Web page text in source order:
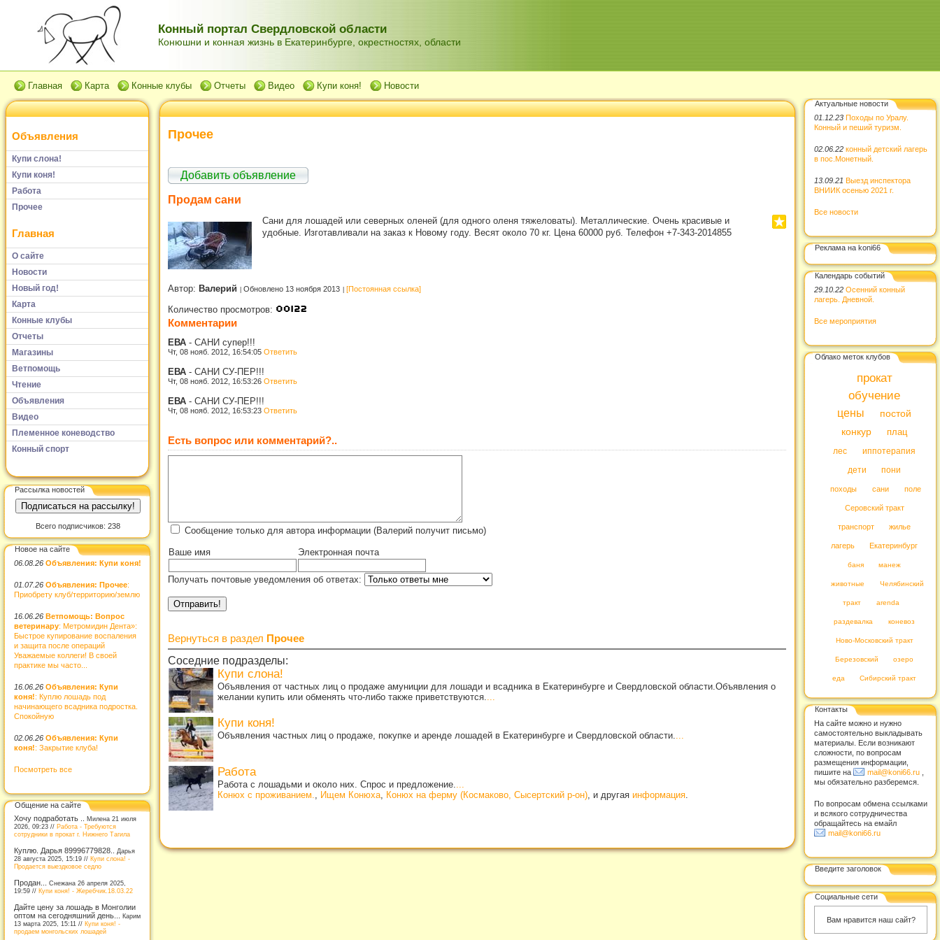
Конный портал Свердловской области
Конюшни и конная жизнь в Екатеринбурге, окрестностях, области
Главная Карта Конные клубы Отчеты Видео Купи коня! Новости
Объявления
Купи слона!
Купи коня!
Работа
Прочее
Главная
О сайте
Новости
Новый год!
Карта
Конные клубы
Отчеты
Магазины
Ветпомощь
Чтение
Объявления
Видео
Племенное коневодство
Конный спорт
Рассылка новостей
Всего подписчиков: 238
Новое на сайте
06.08.26 Объявления: Купи коня!
01.07.26 Объявления: Прочее:
Приобрету клуб/территорию/землю
16.06.26 Ветпомощь: Вопрос
ветеринару: Метромидин Дента»:
Быстрое купирование воспаления
и защита после операций
Уважаемые коллеги! В своей
практике мы часто...
16.06.26 Объявления: Купи
коня!: Куплю лошадь под
начинающего всадника подростка.
Спокойную
02.06.26 Объявления: Купи
коня!: Закрытие клуба!
Посмотреть все
Общение на сайте
Хочу подработать .. Милена 21 июля
2026, 09:23 // Работа - Требуются
сотрудники в прокат г. Нижнего Тагила
Куплю. Дарья 89996779828..
Дарья
28 августа 2025, 15:19 // Купи слона! -
Продается выездковое седло
Продан... Снежана 26 апреля 2025,
19:59 // Купи коня! - Жеребчик.18.03.22
Дайте цену за лошадь в Монголии
оптом на сегодняшний день... Карим
13 марта 2025, 15:11 // Купи коня! -
продаем монгольских лошадей
Прочее
Добавить объявление
Продам сани
Сани для лошадей или северных оленей (для одного оленя тяжеловаты). Металлические. Очень красивые и
удобные. Изготавливали на заказ к Новому году. Весят около 70 кг. Цена 60000 руб. Телефон +7-343-2014855
Автор: Валерий Обновлено 13 ноября 2013 [Постоянная ссылка]
Количество просмотров:
Комментарии
ЕВА - САНИ супер!!!
Чт, 08 нояб. 2012, 16:54:05 Ответить
ЕВА - САНИ СУ-ПЕР!!!
Чт, 08 нояб. 2012, 16:53:26 Ответить
ЕВА - САНИ СУ-ПЕР!!!
Чт, 08 нояб. 2012, 16:53:23 Ответить
Есть вопрос или комментарий?..
Сообщение только для автора информации (Валерий получит письмо)
Ваше имя Электронная почта
Получать почтовые уведомления об ответах:
Вернуться в раздел Прочее
Соседние подразделы:
Купи слона!
Объявления от частных лиц о продаже амуниции для лошади и всадника в Екатеринбурге и Свердловской области.Объявления о
желании купить или обменять что-либо также приветствуются....
Купи коня!
Объявления частных лиц о продаже, покупке и аренде лошадей в Екатеринбурге и Свердловской области....
Работа
Работа с лошадьми и около них. Спрос и предложение....
Конюх с проживанием., Ищем Конюха, Конюх на ферму (Космаково, Сысертский р-он), и другая информация.
Актуальные новости
01.12.23 Походы по Уралу.
Конный и пеший туризм.
02.06.22 конный детский лагерь
в пос.Монетный.
13.09.21 Выезд инспектора
ВНИИК осенью 2021 г.
Все новости
Реклама на koni66
Календарь событий
29.10.22 Осенний конный
лагерь. Дневной.
Все мероприятия
Облако меток клубов
прокат
обучение
цены
постой
конкур
плац
лес
иппотерапия
дети
пони
походы сани поле
Серовский тракт
транспорт жилье
лагерь Екатеринбург
баня манеж
животные Челябинский
тракт arenda
раздевалка коневоз
Ново-Московский тракт
Березовский озеро
еда Сибирский тракт
Контакты
На сайте можно и нужно
самостоятельно выкладывать
материалы. Если возникают
сложности, по вопросам
размещения информации,
пишите на
mail@koni66.ru
мы обязательно разберемся.
По вопросам обмена ссылками
и всякого сотрудничества
обращайтесь на емайл
mail@koni66.ru
Введите заголовок
Социальные сети
Вам нравится наш сайт?